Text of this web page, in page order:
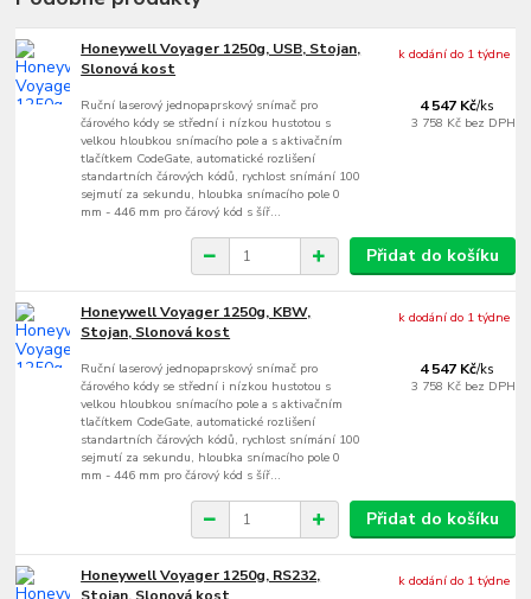
Honeywell Voyager 1250g, USB, Stojan,
Slonová kost
Ruční laserový jednopaprskový snímač pro
čárového kódy se střední i nízkou hustotou s
velkou hloubkou snímacího pole a s aktivačním
tlačítkem CodeGate, automatické rozlišení
standartních čárových kódů, rychlost snímání 100
sejmutí za sekundu, hloubka snímacího pole 0
mm - 446 mm pro čárový kód s šíř...
4 547 Kč/ks
3 758 Kč bez DPH
k dodání do 1 týdne
Přidat do košíku
Honeywell Voyager 1250g, KBW,
Stojan, Slonová kost
Ruční laserový jednopaprskový snímač pro
čárového kódy se střední i nízkou hustotou s
velkou hloubkou snímacího pole a s aktivačním
tlačítkem CodeGate, automatické rozlišení
standartních čárových kódů, rychlost snímání 100
sejmutí za sekundu, hloubka snímacího pole 0
mm - 446 mm pro čárový kód s šíř...
4 547 Kč/ks
3 758 Kč bez DPH
k dodání do 1 týdne
Přidat do košíku
Honeywell Voyager 1250g, RS232,
k dodání do 1 týdne